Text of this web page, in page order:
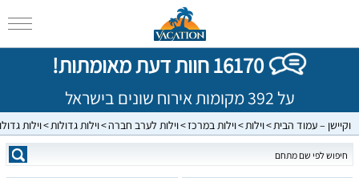
16170 חוות דעת מאומתות!
על 392 מקומות אירוח שונים בישראל
וקיישן – עמוד הבית וילות וילות במרכז וילות לערב חברה וילות גדולות וילות